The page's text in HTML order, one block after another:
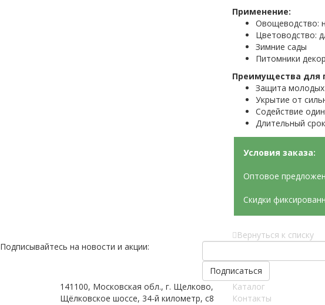
Применение:
Овощеводство:
Цветоводство:
Зимние сады
Питомники
Преимущества для
Защита молодых
Укрытие от
Содействие
Длительный
Условия заказа:
Оптовое
Скидки
Вернуться к списку
Подписывайтесь на новости и акции:
141100, Московская обл., г. Щелково,
Щёлковское шоссе, 34-й километр, с8
Каталог
Контакты